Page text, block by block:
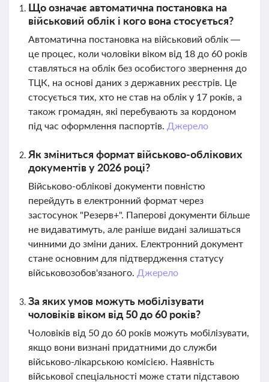
Що означає автоматична постановка на
військовий облік і кого вона стосується?
Автоматична постановка на військовий облік —
це процес, коли чоловіки віком від 18 до 60 років
ставляться на облік без особистого звернення до
ТЦК, на основі даних з державних реєстрів. Це
стосується тих, хто не став на облік у 17 років, а
також громадян, які перебувають за кордоном
під час оформлення паспортів. Джерело
Як зміниться формат військово-облікових
документів у 2026 році?
Військово-облікові документи повністю
перейдуть в електронний формат через
застосунок "Резерв+". Паперові документи більше
не видаватимуть, але раніше видані залишаться
чинними до зміни даних. Електронний документ
стане основним для підтвердження статусу
військовозобов'язаного. Джерело
За яких умов можуть мобілізувати
чоловіків віком від 50 до 60 років?
Чоловіків від 50 до 60 років можуть мобілізувати,
якщо вони визнані придатними до служби
військово-лікарською комісією. Наявність
військової спеціальності може стати підставою